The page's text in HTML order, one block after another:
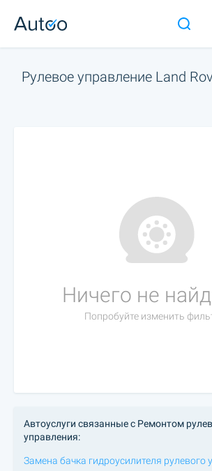
Рулевое управление Land
Ничего не
Попробуйте изменить
Автоуслуги связанные с Ремонтом
управления:
Замена бачка гидроусилителя рулевого